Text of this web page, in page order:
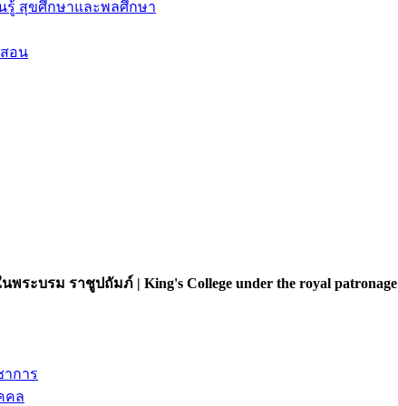
รู้ สุขศึกษาและพลศึกษา
อน
พระบรม ราชูปถัมภ์ | King's College under the royal patronage
การ
คล